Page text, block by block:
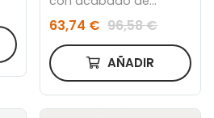
trabillas ocultas Onega
63,74 € 96,58 €
AÑADIR